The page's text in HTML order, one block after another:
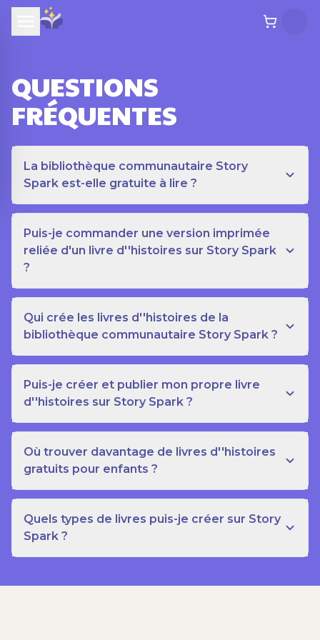
QUESTIONS
FRÉQUENTES
La bibliothèque communautaire Story
Spark est-elle gratuite à lire ?
Puis-je commander une version imprimée
reliée d'un livre d''histoires sur Story Spark
?
Qui crée les livres d''histoires de la
bibliothèque communautaire Story Spark ?
Puis-je créer et publier mon propre livre
d''histoires sur Story Spark ?
Où trouver davantage de livres d''histoires
gratuits pour enfants ?
Quels types de livres puis-je créer sur Story
Spark ?